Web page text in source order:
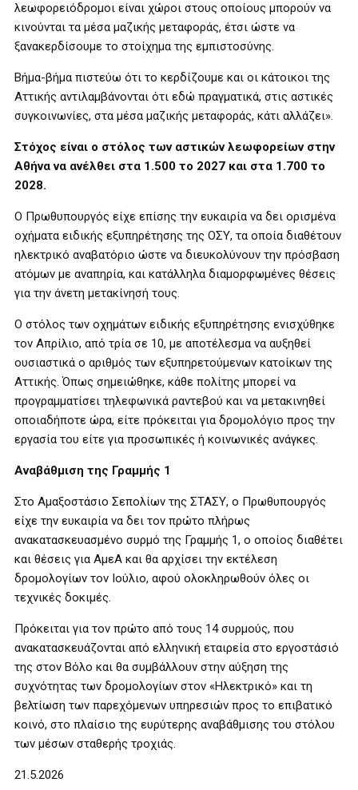
λεωφορειόδρομοι είναι χώροι στους οποίους μπορούν να
κινούνται τα μέσα μαζικής μεταφοράς, έτσι ώστε να
ξανακερδίσουμε το στοίχημα της εμπιστοσύνης.
Βήμα-βήμα πιστεύω ότι το κερδίζουμε και οι κάτοικοι της
Αττικής αντιλαμβάνονται ότι εδώ πραγματικά, στις αστικές
συγκοινωνίες, στα μέσα μαζικής μεταφοράς, κάτι αλλάζει».
Στόχος είναι ο στόλος των αστικών λεωφορείων στην
Αθήνα να ανέλθει στα 1.500 το 2027 και στα 1.700 το
2028.
Ο Πρωθυπουργός είχε επίσης την ευκαιρία να δει ορισμένα
οχήματα ειδικής εξυπηρέτησης της ΟΣΥ, τα οποία διαθέτουν
ηλεκτρικό αναβατόριο ώστε να διευκολύνουν την πρόσβαση
ατόμων με αναπηρία, και κατάλληλα διαμορφωμένες θέσεις
για την άνετη μετακίνησή τους.
Ο στόλος των οχημάτων ειδικής εξυπηρέτησης ενισχύθηκε
τον Απρίλιο, από τρία σε 10, με αποτέλεσμα να αυξηθεί
ουσιαστικά ο αριθμός των εξυπηρετούμενων κατοίκων της
Αττικής. Όπως σημειώθηκε, κάθε πολίτης μπορεί να
προγραμματίσει τηλεφωνικά ραντεβού και να μετακινηθεί
οποιαδήποτε ώρα, είτε πρόκειται για δρομολόγιο προς την
εργασία του είτε για προσωπικές ή κοινωνικές ανάγκες.
Αναβάθμιση της Γραμμής 1
Στο Αμαξοστάσιο Σεπολίων της ΣΤΑΣΥ, ο Πρωθυπουργός
είχε την ευκαιρία να δει τον πρώτο πλήρως
ανακατασκευασμένο συρμό της Γραμμής 1, ο οποίος διαθέτει
και θέσεις για ΑμεΑ και θα αρχίσει την εκτέλεση
δρομολογίων τον Ιούλιο, αφού ολοκληρωθούν όλες οι
τεχνικές δοκιμές.
Πρόκειται για τον πρώτο από τους 14 συρμούς, που
ανακατασκευάζονται από ελληνική εταιρεία στο εργοστάσιό
της στον Βόλο και θα συμβάλλουν στην αύξηση της
συχνότητας των δρομολογίων στον «Ηλεκτρικό» και τη
βελτίωση των παρεχόμενων υπηρεσιών προς το επιβατικό
κοινό, στο πλαίσιο της ευρύτερης αναβάθμισης του στόλου
των μέσων σταθερής τροχιάς.
21.5.2026